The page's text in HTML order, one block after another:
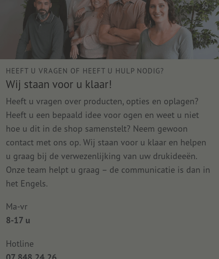
HEEFT U VRAGEN OF HEEFT U HULP NODIG?
Wij staan voor u klaar!
Heeft u vragen over producten, opties en oplagen?
Heeft u een bepaald idee voor ogen en weet u niet
hoe u dit in de shop samenstelt? Neem gewoon
contact met ons op. Wij staan voor u klaar en helpen
u graag bij de verwezenlijking van uw drukideeën.
Onze team helpt u graag – de communicatie is dan in
het Engels.
Ma-vr
8-17 u
Hotline